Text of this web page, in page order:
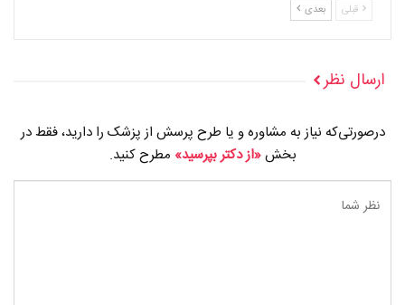
قبلی بعدی
ارسال نظر
درصورتی‌که نیاز به مشاوره و یا طرح پرسش از پزشک را دارید، فقط در
بخش«از دکتر بپرسید» مطرح کنید.